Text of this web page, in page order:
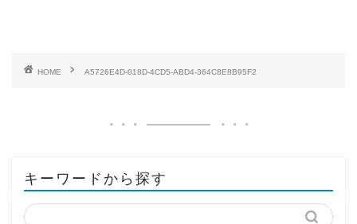
HOME A5726E4D-018D-4CD5-ABD4-364C8E8B95F2
キーワードから探す